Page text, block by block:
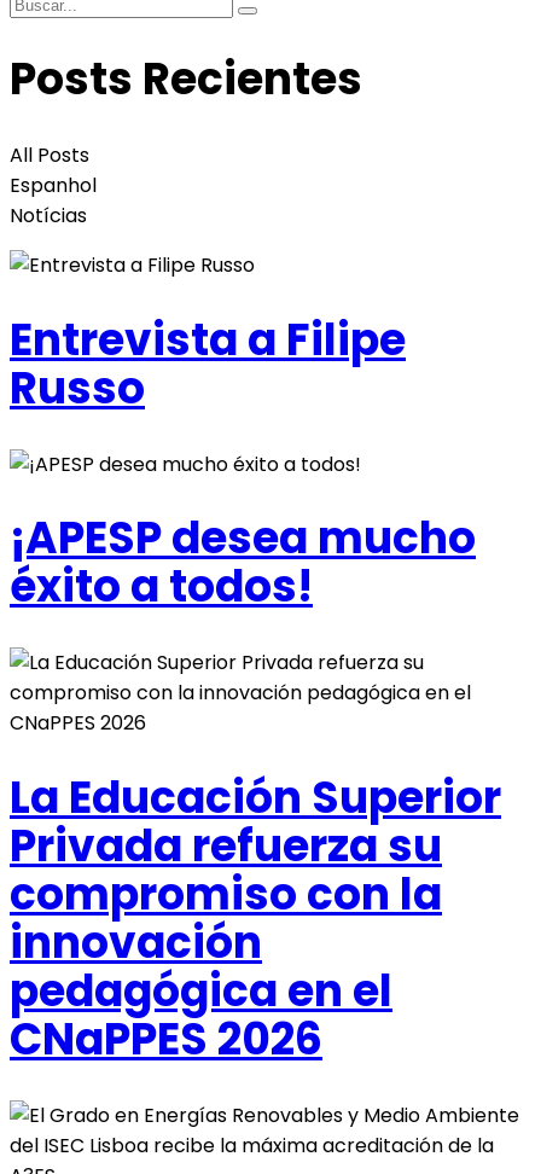
Posts Recientes
All Posts
Espanhol
Notícias
Entrevista a Filipe
Russo
¡APESP desea mucho
éxito a todos!
La Educación Superior
Privada refuerza su
compromiso con la
innovación
pedagógica en el
CNaPPES 2026